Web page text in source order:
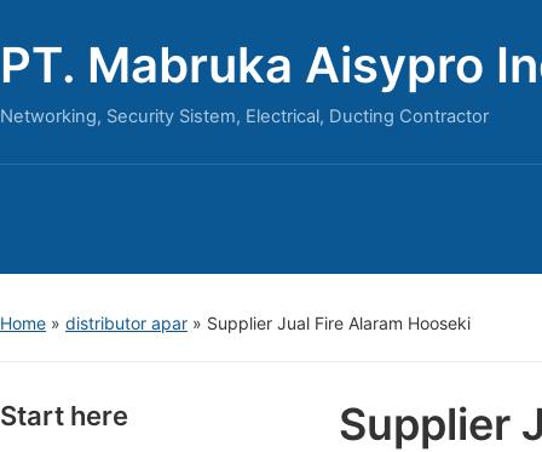
PT. Mabruka Aisypro
Networking, Security Sistem, Electrical, Ducting Contractor
Home » distributor apar » Supplier Jual Fire Alaram Hooseki
Start here Supplier